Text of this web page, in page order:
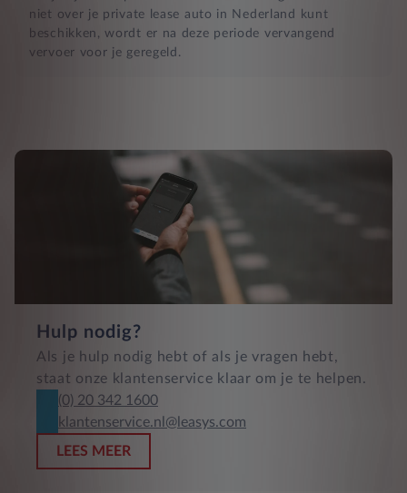
niet over je private lease auto in Nederland kunt
beschikken, wordt er na deze periode vervangend
vervoer voor je geregeld.
Hulp nodig?
Als je hulp nodig hebt of als je vragen hebt,
staat onze klantenservice klaar om je te helpen.
(0) 20 342 1600
klantenservice.nl@leasys.com
LEES MEER